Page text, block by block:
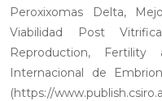
Peroxixomas Delta,
Viabilidad Post
Reproduction,
Internacional de
(https://